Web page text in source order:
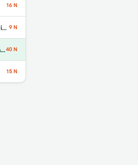
16 N
Odpady ze zdravotní nebo veterinární péče a /nebo z výzkumu s nimi souvisejícího 9 N
Odpady ze zpracování odpadu a z ČOV40 N
15 N